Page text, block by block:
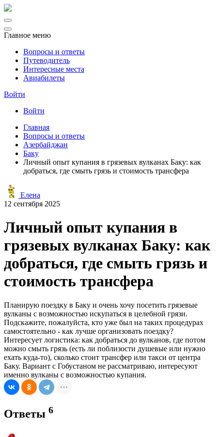
Главное меню
Вопросы и ответы
Путеводитель
Интересные места
Авиабилеты
Войти
Войти
Главная
Вопросы и ответы
Азербайджан
Баку
Личный опыт купания в грязевых вулканах Баку: как
добраться, где смыть грязь и стоимость трансфера
Елена
12 сентября 2025
Личный опыт купания в
грязевых вулканах Баку: как
добраться, где смыть грязь и
стоимость трансфера
Планирую поездку в Баку и очень хочу посетить грязевые
вулканы с возможностью искупаться в целебной грязи.
Подскажите, пожалуйста, кто уже был на таких процедурах
самостоятельно - как лучше организовать поездку?
Интересует логистика: как добраться до вулканов, где потом
можно смыть грязь (есть ли поблизости душевые или нужно
ехать куда-то), сколько стоит трансфер или такси от центра
Баку. Вариант с Гобустаном не рассматриваю, интересуют
именно вулканы с возможностью купания.
Ответы 6